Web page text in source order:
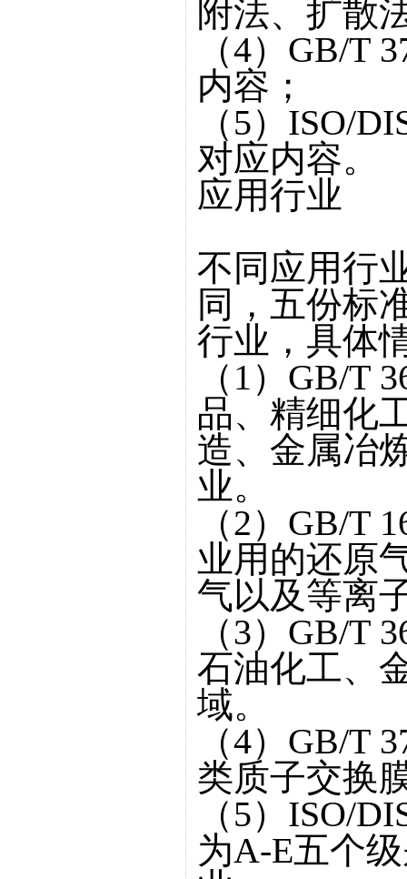
附法、扩散
（4）GB/T
内容；
（5）ISO/
对应内容。
应用行业
不同应用行
同，五份标
行业，具体
（1）GB/T
品、精细化
造、金属冶
业。
（2）GB/T
业用的还原
气以及等离
（3）GB/T
石油化工、
域。
（4）GB/T
类质子交换
（5）ISO/
为A-E五个